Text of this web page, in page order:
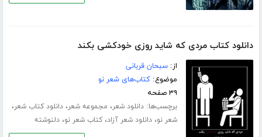
دانلود کتاب مردی که شاید روزی خودکشی بکند
از:سبحان قربانی
موضوع:کتاب‌های شعر نو
۳۹ صفحه
برچسب‌ها:دانلود شعر، مجموعه شعر،دانلود کتاب شعر،
شعر نو،دانلود شعر آزاد،کتاب شعر نو،دلنوشته